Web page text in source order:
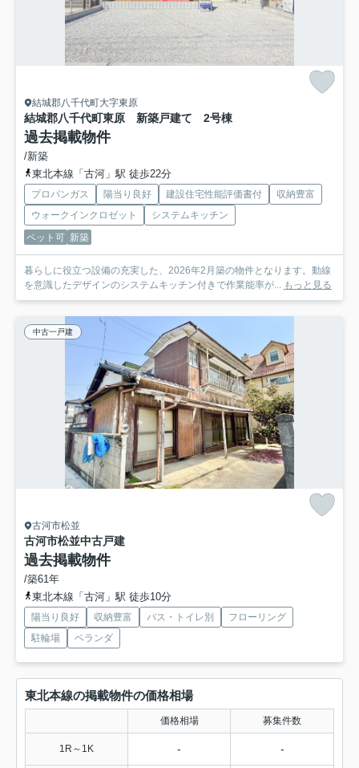
結城郡八千代町大字東原
結城郡八千代町東原 新築戸建て 2号棟
過去掲載物件
/新築
東北本線「古河」駅 徒歩22分
プロパンガス 陽当り良好 建設住宅性能評価書付
収納豊富
ウォークインクロゼット
システムキッチン
ペット可 新築
暮らしに役立つ設備の充実した、2026年2月築の物件となります。動線
を意識したデザインのシステムキッチン付きで作業能率が... もっと見る
中古一戸建
古河市松並
古河市松並中古戸建
過去掲載物件
/築61年
東北本線「古河」駅 徒歩10分
陽当り良好 収納豊富 バス・トイレ別
フローリング
駐輪場
ベランダ
東北本線の掲載物件の価格相場
価格相場 募集件数
1R～1K - -